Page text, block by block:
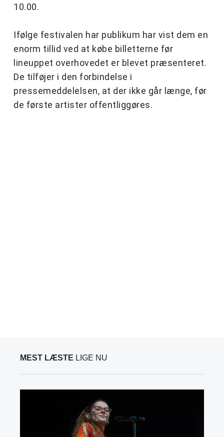
10.00.
Ifølge festivalen har publikum har vist dem en
enorm tillid ved at købe billetterne før
lineuppet overhovedet er blevet præsenteret.
De tilføjer i den forbindelse i
pressemeddelelsen, at der ikke går længe, før
de første artister offentliggøres.
MEST LÆSTE LIGE NU